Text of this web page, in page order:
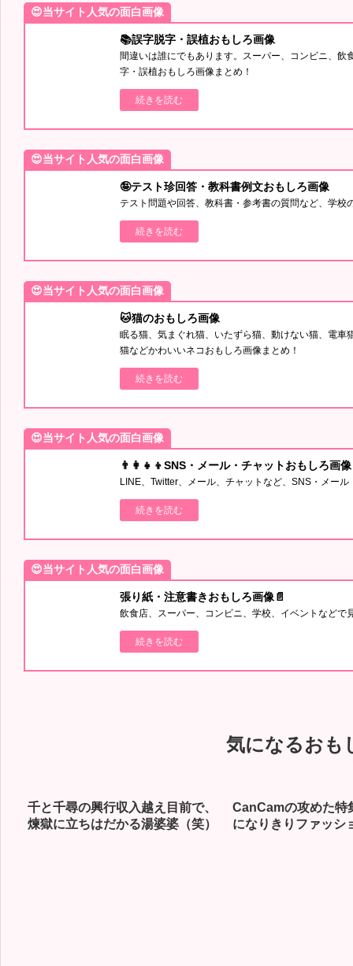
😍当サイト人気の面白画像
📚誤字脱字・誤植おもしろ画像
間違いは誰にでもあります。スーパー、コンビニ、
字・誤植おもしろ画像まとめ！
続きを読む
😍当サイト人気の面白画像
🤪テスト珍回答・教科書例文おもしろ画像
テスト問題や回答、教科書・参考書の質問など、学校
続きを読む
😍当サイト人気の面白画像
🐱猫のおもしろ画像
眠る猫、気まぐれ猫、いたずら猫、動けない猫、電
猫などかわいいネコおもしろ画像まとめ！
続きを読む
😍当サイト人気の面白画像
👨‍👩‍👧‍👦SNS・メール・チャットおもしろ画像
LINE、Twitter、メール、チャットなど、SNS・メー
続きを読む
😍当サイト人気の面白画像
張り紙・注意書きおもしろ画像📄
飲食店、スーパー、コンビニ、学校、イベントなど
続きを読む
気になるおも
千と千尋の興行収入越え目前で、
煉獄に立ちはだかる湯婆婆（笑）
CanCamの攻めた特
になりきりファッシ